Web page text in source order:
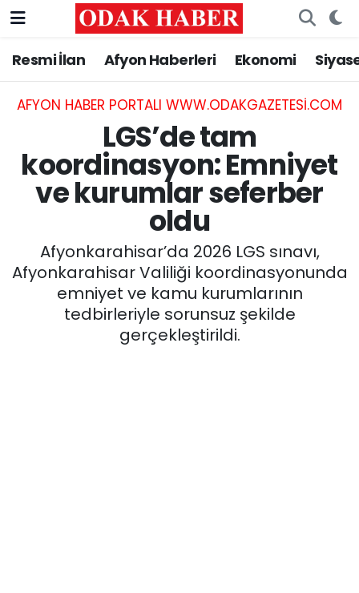
Resmi İlan Afyon Haberleri Ekonomi
AFYON HABER PORTALI WWW.ODAKGAZETESI.COM
LGS’de tam
koordinasyon: Emniyet
ve kurumlar seferber
oldu
Afyonkarahisar’da 2026 LGS sınavı,
Afyonkarahisar Valiliği koordinasyonunda
emniyet ve kamu kurumlarının
tedbirleriyle sorunsuz şekilde
gerçekleştirildi.
AFYONKARAHİSAR HABERLERİ
Resmi İlan
GÜNCEL
EĞİTİM
MAGAZİN
Nöbetçi Eczaneler
Hava Durumu
Trafik Durumu
Süper Lig Puan Durumu ve Fikstür
Son Dakika Haberleri
Haber Arşivi